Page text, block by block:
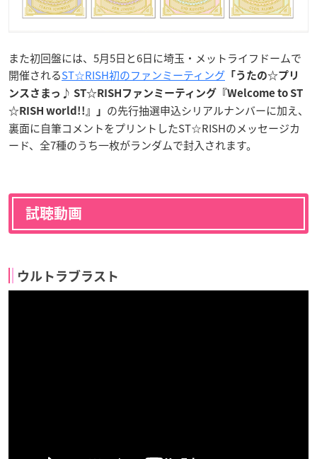
また初回盤には、5月5日と6日に埼玉・メットライフドームで
開催されるST☆RISH初のファンミーティング 「うたの☆プリ
ンスさまっ♪ ST☆RISHファンミーティング『Welcome to ST
☆RISH world!!』」 の先行抽選申込シリアルナンバーに加え、
裏面に自筆コメントをプリントしたST☆RISHのメッセージカ
ード、全7種のうち一枚がランダムで封入されます。
試聴動画
ウルトラブラスト